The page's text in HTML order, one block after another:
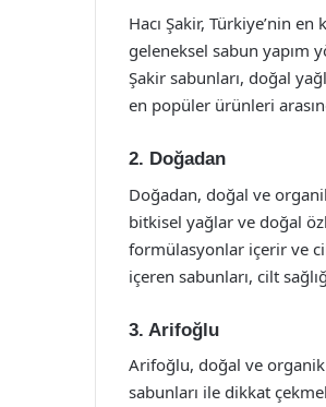
Hacı Şakir, Türkiye’nin
geleneksel sabun yapım
Şakir sabunları, doğal
en popüler ürünleri
2. Doğadan
Doğadan, doğal ve
bitkisel yağlar ve doğal
formülasyonlar içerir ve
içeren sabunları, cilt
3. Arifoğlu
Arifoğlu, doğal ve
sabunları ile dikkat